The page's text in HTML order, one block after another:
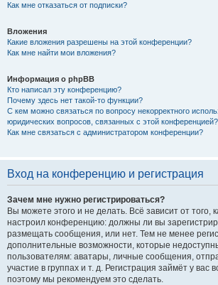
Как мне отказаться от подписки?
Вложения
Какие вложения разрешены на этой конференции?
Как мне найти мои вложения?
Информация о phpBB
Кто написал эту конференцию?
Почему здесь нет такой-то функции?
С кем можно связаться по вопросу некорректного
юридических вопросов, связанных с этой конференцией?
Как мне связаться с администратором конференции?
Вход на конференцию и регистрация
Зачем мне нужно регистрироваться?
Вы можете этого и не делать. Всё зависит от того,
настроил конференцию: должны ли вы
размещать сообщения, или нет. Тем не менее
дополнительные возможности, которые
пользователям: аватары, личные сообщения,
участие в группах и т. д. Регистрация займёт у вас
поэтому мы рекомендуем это сделать.